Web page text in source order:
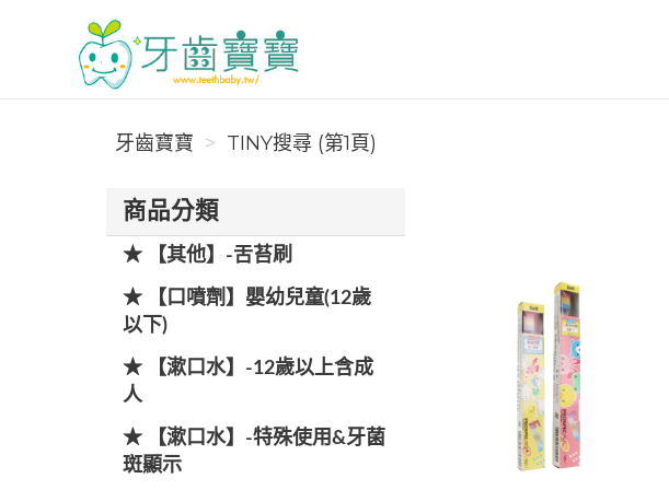
牙齒寶寶
牙齒寶寶 TINY搜尋 (第1頁)
商品分類
★ 【其他】-舌苔刷
★ 【口噴劑】嬰幼兒童(12歲
以下)
★ 【漱口水】-12歲以上含成
人
★ 【漱口水】-特殊使用&牙菌
斑顯示